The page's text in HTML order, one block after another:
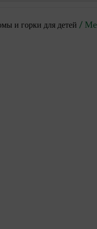
и горки для детей /